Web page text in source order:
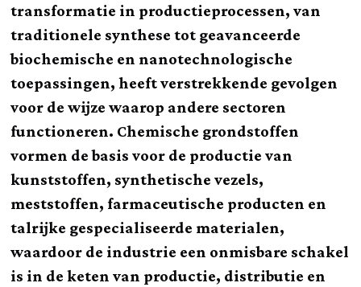
transformatie in productieprocessen, van
traditionele synthese tot geavanceerde
biochemische en nanotechnologische
toepassingen, heeft verstrekkende gevolgen
voor de wijze waarop andere sectoren
functioneren. Chemische grondstoffen
vormen de basis voor de productie van
kunststoffen, synthetische vezels,
meststoffen, farmaceutische producten en
talrijke gespecialiseerde materialen,
waardoor de industrie een onmisbare schakel
is in de keten van productie, distributie en